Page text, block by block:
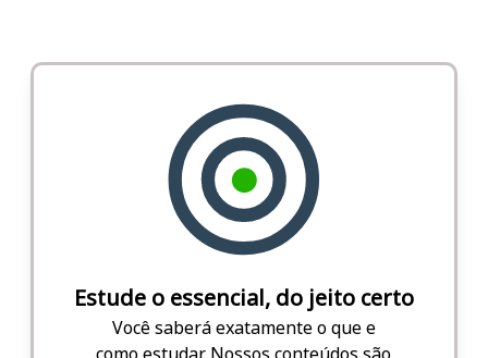
Estude o essencial, do jeito certo
Você saberá exatamente o que e